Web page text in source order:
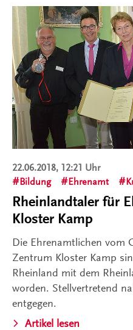
22.06.2018, 12:21 Uhr
Bildung
Ehrenamt
Rheinlandtaler für
Kloster Kamp
Die Ehrenamtlichen vom
Zentrum Kloster Kamp
Rheinland mit dem
worden. Stellvertretend
entgegen.
Artikel lesen